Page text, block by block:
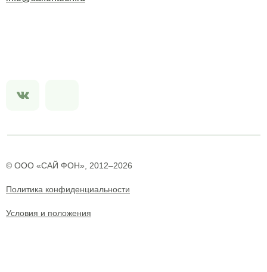
Политика конфиденциальности
© ООО «САЙ ФОН», 2012–2026
Условия и положения